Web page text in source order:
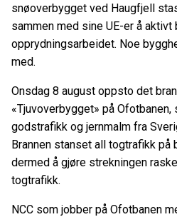
snøoverbygget ved Haugfjell
sammen med sine UE-er å aktivt
opprydningsarbeidet. Noe
med.
Onsdag 8 august oppsto det
«Tjuvoverbygget» på
godstrafikk og jernmalm fra
Brannen stanset all togtrafikk på
dermed å gjøre strekningen
togtrafikk.
NCC som jobber på Ofotbanen